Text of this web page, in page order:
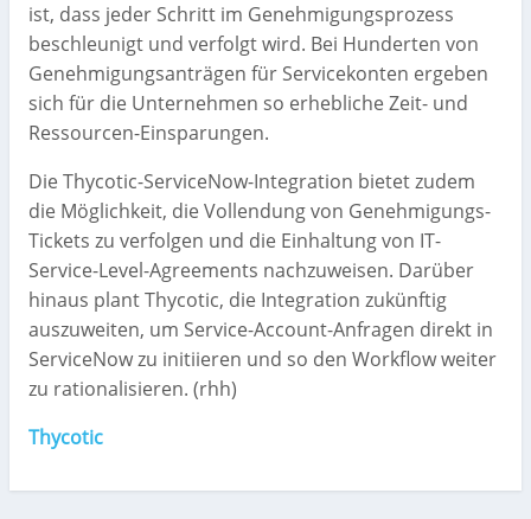
ist, dass jeder Schritt im Genehmigungsprozess
beschleunigt und verfolgt wird. Bei Hunderten von
Genehmigungsanträgen für Servicekonten ergeben
sich für die Unternehmen so erhebliche Zeit- und
Ressourcen-Einsparungen.
Die Thycotic-ServiceNow-Integration bietet zudem
die Möglichkeit, die Vollendung von Genehmigungs-
Tickets zu verfolgen und die Einhaltung von IT-
Service-Level-Agreements nachzuweisen. Darüber
hinaus plant Thycotic, die Integration zukünftig
auszuweiten, um Service-Account-Anfragen direkt in
ServiceNow zu initiieren und so den Workflow weiter
zu rationalisieren. (rhh)
Thycotic